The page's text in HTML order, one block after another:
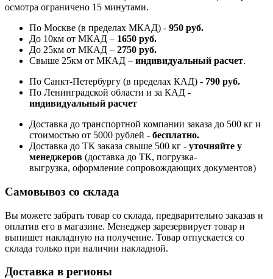
осмотра ограничено 15 минутами.
По Москве (в пределах МКАД) - 950 руб.
До 10км от МКАД – 1650 руб.
До 25км от МКАД – 2750 руб.
Свыше 25км от МКАД – индивидуальный расчет.
По Санкт-Петербургу (в пределах КАД) - 790 руб.
По Ленинградской области и за КАД -
индивидуальный расчет
Доставка до транспортной компании заказа до 500 кг и
стоимостью от 5000 рублей - бесплатно.
Доставка до ТК заказа свыше 500 кг - уточняйте у
менеджеров (доставка до ТК, погрузка-
выгрузка, оформление сопровождающих документов)
Самовывоз со склада
Вы можете забрать товар со склада, предварительно заказав и
оплатив его в магазине. Менеджер зарезервирует товар и
выпишет накладную на получение. Товар отпускается со
склада только при наличии накладной.
Доставка в регионы